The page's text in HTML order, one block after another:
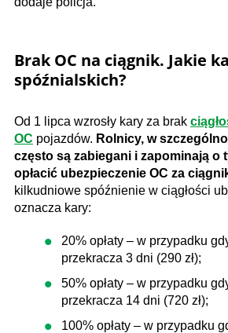
Brak OC na ciągnik. Jakie
spóźnialskich?
Od 1 lipca wzrosły kary za brak
OC pojazdów. Rolnicy, w
często są zabiegani i zapominają o
opłacić ubezpieczenie OC za
kilkudniowe spóźnienie w ciągłości
oznacza kary:
20% opłaty – w przypadku
przekracza 3 dni (290 zł);
50% opłaty – w przypadku
przekracza 14 dni (720 zł);
100% opłaty – w przypadku